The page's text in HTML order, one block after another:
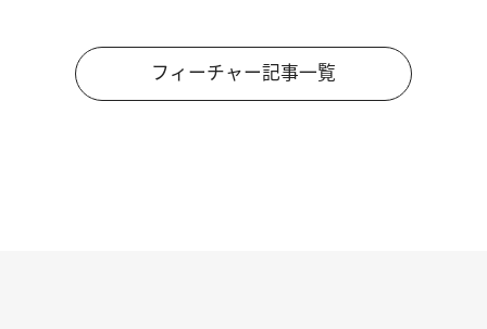
フィーチャー記事一覧